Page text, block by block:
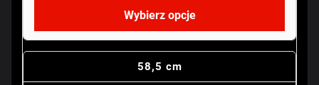
Wybierz opcje
58,5 cm